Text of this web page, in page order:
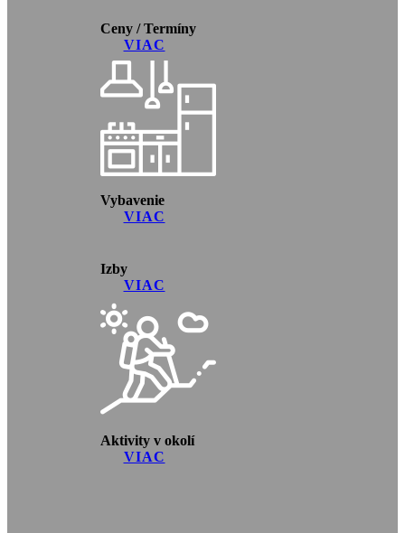
Ceny / Termíny
VIAC
Vybavenie
VIAC
Izby
VIAC
Aktivity v okolí
VIAC